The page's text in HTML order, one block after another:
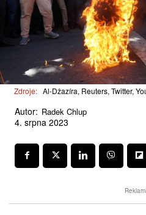
Zdroje: Al-Džazíra, Reuters, Twitter,
Autor: Radek Chlup
4. srpna 2023